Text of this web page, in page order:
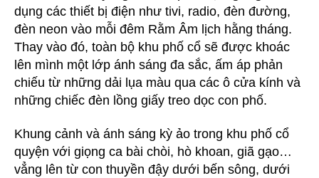
dụng các thiết bị điện như tivi, radio, đèn đường,
đèn neon vào mỗi đêm Rằm Âm lịch hằng tháng.
Thay vào đó, toàn bộ khu phố cổ sẽ được khoác
lên mình một lớp ánh sáng đa sắc, ấm áp phản
chiếu từ những dải lụa màu qua các ô cửa kính và
những chiếc đèn lồng giấy treo dọc con phố.
Khung cảnh và ánh sáng kỳ ảo trong khu phố cổ
quyện với giọng ca bài chòi, hò khoan, giã gạo…
vẳng lên từ con thuyền đậy dưới bến sông, dưới